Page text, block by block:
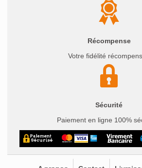
Récompense
Votre fidélité
Sécurité
Paiement en ligne 100%